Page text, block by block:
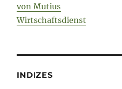
von Mutius
Wirtschaftsdienst
INDIZES